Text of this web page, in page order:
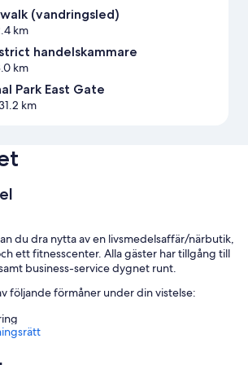
(vandringsled)
km
handelskammare
km
Park East Gate
km
du dra nytta av en livsmedelsaffär/närbutik,
ett fitnesscenter. Alla gäster har tillgång till
business-service dygnet runt.
följande förmåner under din vistelse:
och en dygnet runt-öppen reception
en bankomat/banktjänster